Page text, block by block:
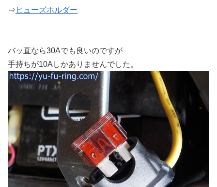
⇒ ヒューズホルダー
バッ直なら30Aでも良いのですが
手持ちが10Aしかありませんでした。